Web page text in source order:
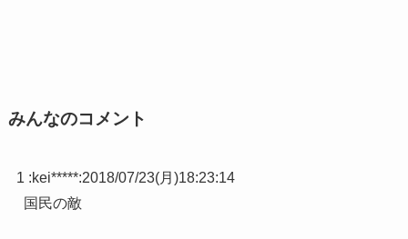
みんなのコメント
1 :kei*****:2018/07/23(月)18:23:14
国民の敵